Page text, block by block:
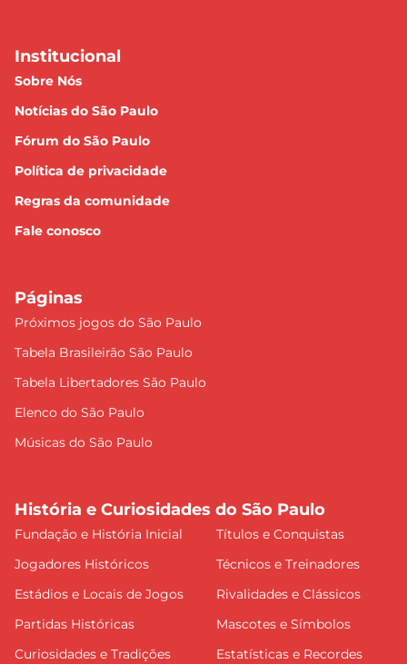
Institucional
Sobre Nós
Notícias do São Paulo
Fórum do São Paulo
Política de privacidade
Regras da comunidade
Fale conosco
Páginas
Próximos jogos do São Paulo
Tabela Brasileirão São Paulo
Tabela Libertadores São Paulo
Elenco do São Paulo
Músicas do São Paulo
História e Curiosidades do São Paulo
Fundação e História Inicial
Títulos e Conquistas
Jogadores Históricos
Técnicos e Treinadores
Estádios e Locais de Jogos
Rivalidades e Clássicos
Partidas Históricas
Mascotes e Símbolos
Curiosidades e Tradições
Estatísticas e Recordes